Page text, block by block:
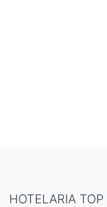
HOTELARIA TOP